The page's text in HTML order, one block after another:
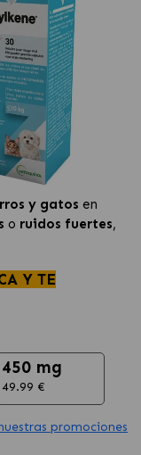
y gatos en
o ruidos fuertes,
o miedosas,
o situaciones de
Y TE
450 mg
49.99 €
promociones